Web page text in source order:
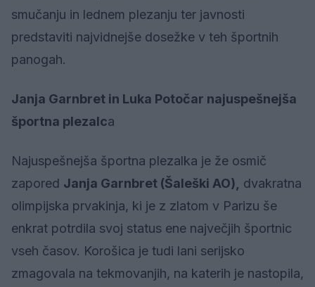
smučanju in lednem plezanju ter javnosti
predstaviti najvidnejše dosežke v teh športnih
panogah.
Janja Garnbret in Luka Potočar najuspešnejša
športna plezalca
Najuspešnejša športna plezalka je že osmič
zapored Janja Garnbret (Šaleški AO),
dvakratna
olimpijska prvakinja, ki je z zlatom v Parizu še
enkrat potrdila svoj status ene največjih športnic
vseh časov. Korošica je tudi lani serijsko
zmagovala na tekmovanjih, na katerih je nastopila,